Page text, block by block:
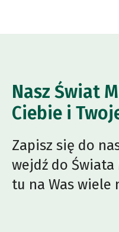
Nasz Świat
Ciebie i
Zapisz się do
wejdź do Świata
tu na Was wiele